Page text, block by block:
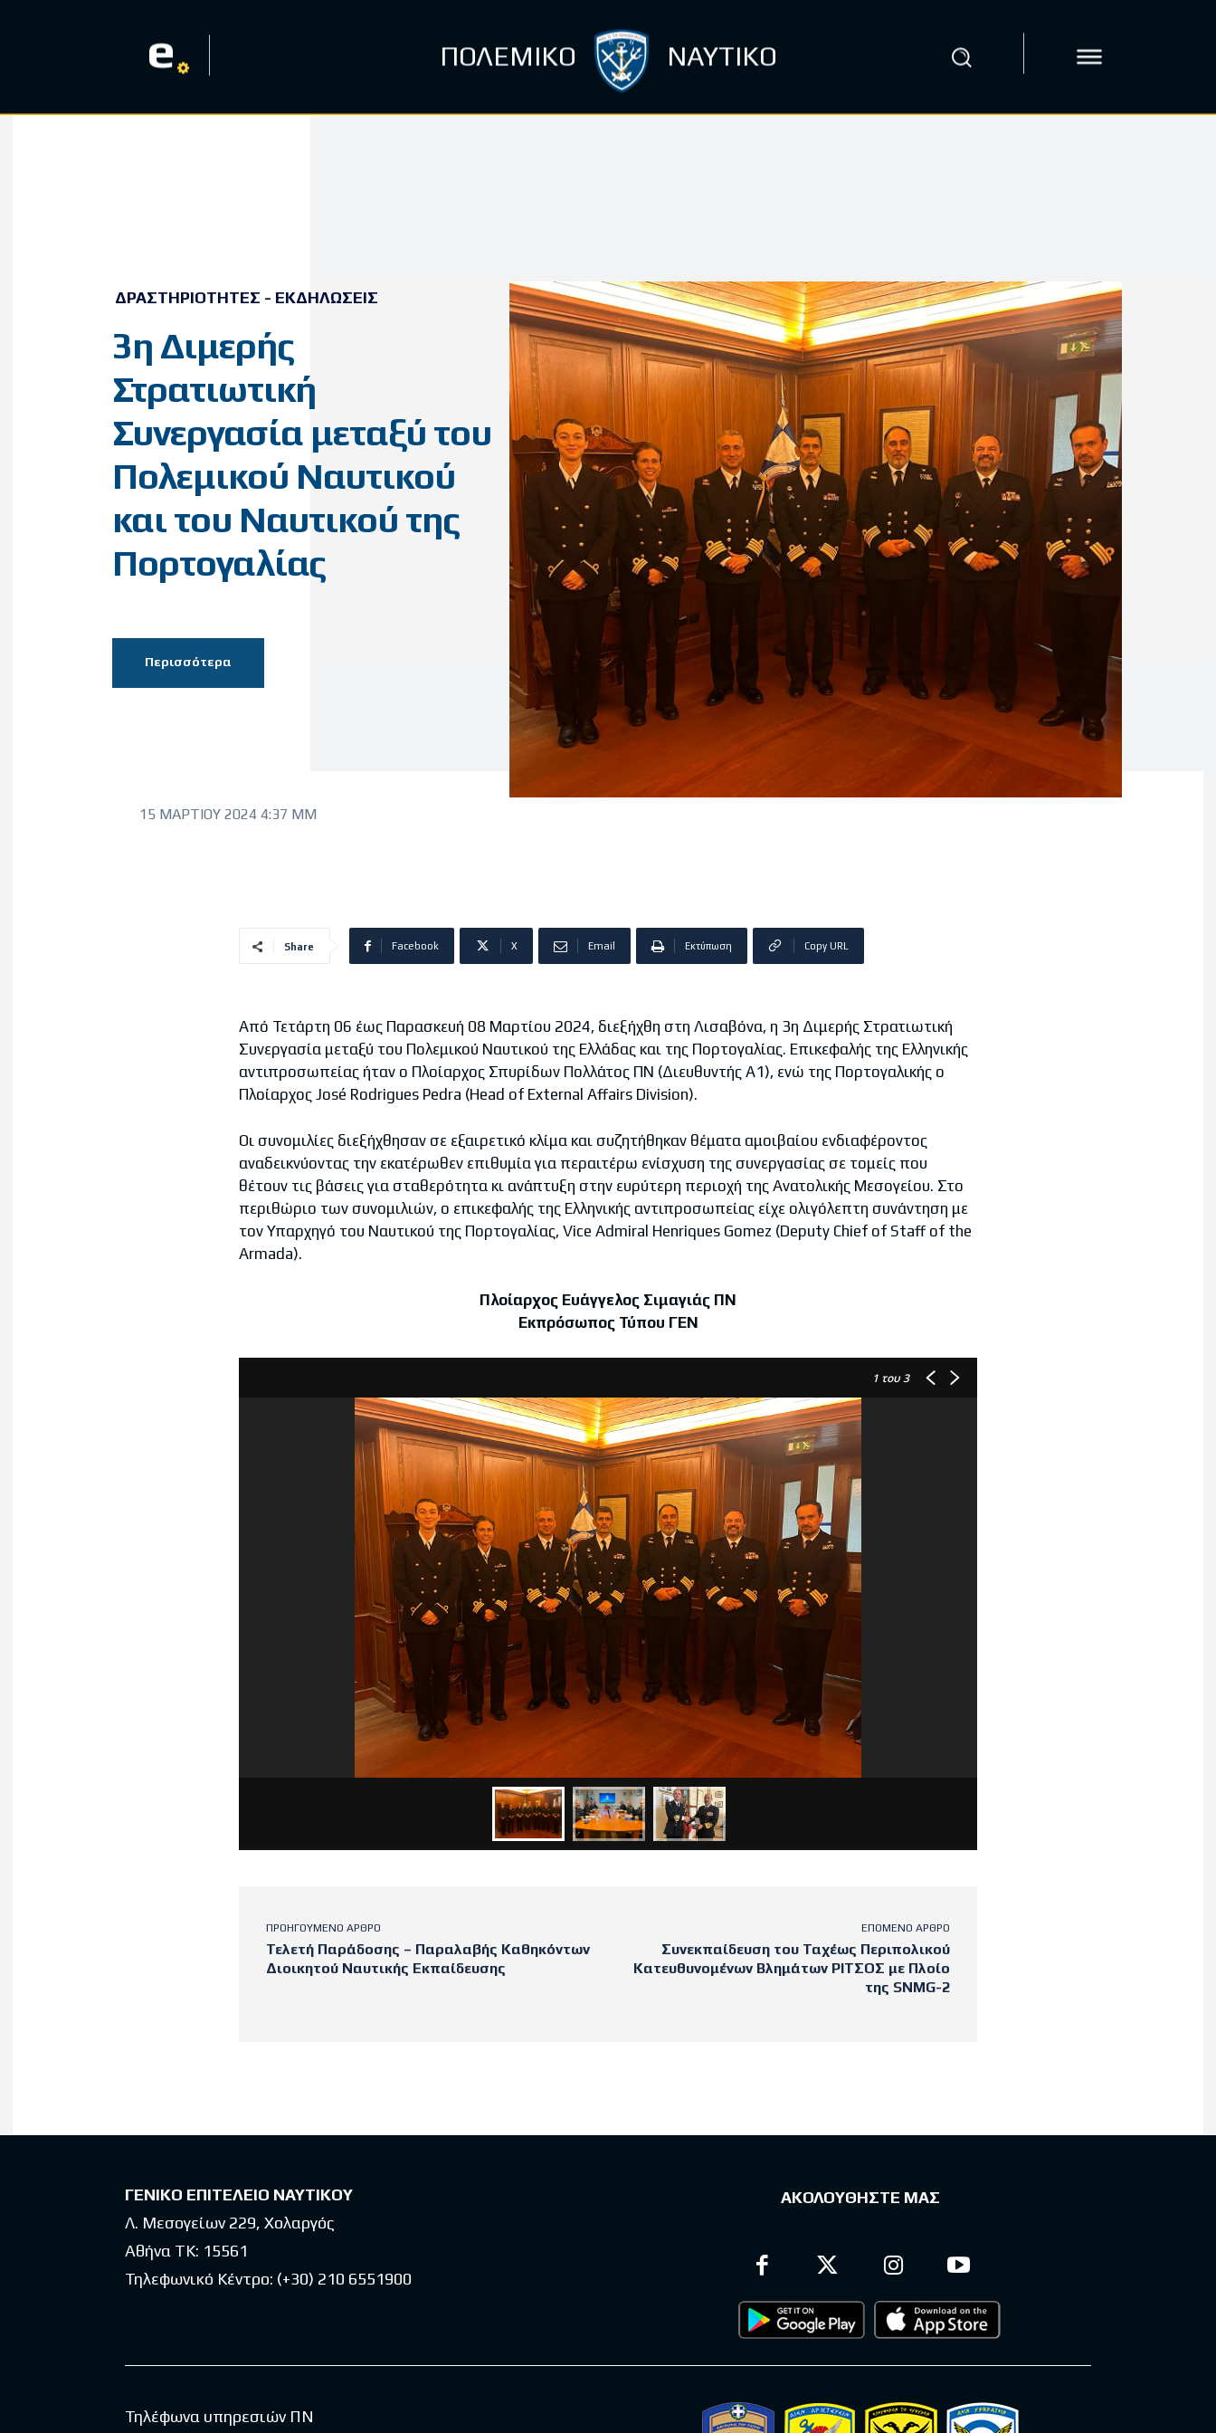
e ΠΟΛΕΜΙΚΟ ΝΑΥΤΙΚΟ
ΔΡΑΣΤΗΡΙΌΤΗΤΕΣ - ΕΚΔΗΛΏΣΕΙΣ
3η Διμερής
Στρατιωτική
Συνεργασία μεταξύ του
Πολεμικού Ναυτικού
και του Ναυτικού της
Πορτογαλίας
Περισσότερα
15 ΜΑΡΤΊΟΥ 2024 4:37 ΜΜ
Share Facebook X Email Εκτύπωση Copy URL
Από Τετάρτη 06 έως Παρασκευή 08 Μαρτίου 2024, διεξήχθη στη Λισαβόνα, η 3η Διμερής Στρατιωτική
Συνεργασία μεταξύ του Πολεμικού Ναυτικού της Ελλάδας και της Πορτογαλίας. Επικεφαλής της Ελληνικής
αντιπροσωπείας ήταν ο Πλοίαρχος Σπυρίδων Πολλάτος ΠΝ (Διευθυντής Α1), ενώ της Πορτογαλικής ο
Πλοίαρχος José Rodrigues Pedra (Head of External Affairs Division).
Οι συνομιλίες διεξήχθησαν σε εξαιρετικό κλίμα και συζητήθηκαν θέματα αμοιβαίου ενδιαφέροντος
αναδεικνύοντας την εκατέρωθεν επιθυμία για περαιτέρω ενίσχυση της συνεργασίας σε τομείς που
θέτουν τις βάσεις για σταθερότητα κι ανάπτυξη στην ευρύτερη περιοχή της Ανατολικής Μεσογείου. Στο
περιθώριο των συνομιλιών, ο επικεφαλής της Ελληνικής αντιπροσωπείας είχε ολιγόλεπτη συνάντηση με
τον Υπαρχηγό του Ναυτικού της Πορτογαλίας, Vice Admiral Henriques Gomez (Deputy Chief of Staff of the
Armada).
Πλοίαρχος Ευάγγελος Σιμαγιάς ΠΝ
Εκπρόσωπος Τύπου ΓΕΝ
1 του 3
ΠΡΟΗΓΟΎΜΕΝΟ ΆΡΘΡΟ
Τελετή Παράδοσης – Παραλαβής Καθηκόντων
Διοικητού Ναυτικής Εκπαίδευσης
ΕΠΌΜΕΝΟ ΆΡΘΡΟ
Συνεκπαίδευση του Ταχέως Περιπολικού
Κατευθυνομένων Βλημάτων ΡΙΤΣΟΣ με Πλοίο
της SNMG-2
ΓΕΝΙΚΟ ΕΠΙΤΕΛΕΙΟ ΝΑΥΤΙΚΟΥ
Λ. Μεσογείων 229, Χολαργός
Αθήνα ΤΚ: 15561
Τηλεφωνικό Κέντρο: (+30) 210 6551900
ΑΚΟΛΟΥΘΗΣΤΕ ΜΑΣ
Τηλέφωνα υπηρεσιών ΠΝ